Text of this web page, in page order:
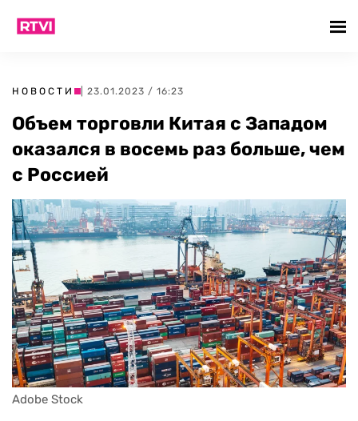
НОВОСТИ | 23.01.2023 / 16:23
Объем торговли Китая с Западом
оказался в восемь раз больше, чем
с Россией
Adobe Stock